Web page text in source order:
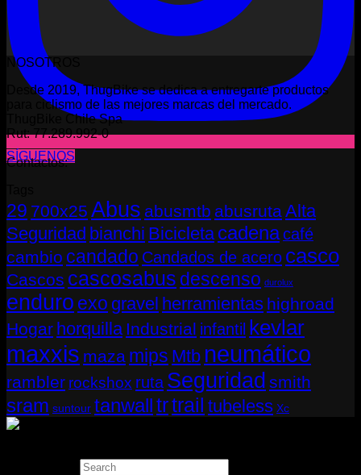
SÍGUENOS
NOSOTROS
Desde 2019, ThugBike se dedica a entregarte productos
para ciclismo de las mejores marcas del mercado.
ThugBike Chile Spa
Rut: 77.289.992-0
Contactos:
29 700x25 Abus abusmtb abusrutaAlta
Seguridad bianchi Bicicleta cadenacafé
cambio candado Candados de acero casco
Cascos cascosabus descenso durolux
enduro exo gravel herramientas highroad
Hogar horquilla Industrial infantil kevlar
maxxis maza mips Mtb neumático
rambler rockshox ruta Seguridad smith
sram suntour tanwalltrtrail tubeless Xc